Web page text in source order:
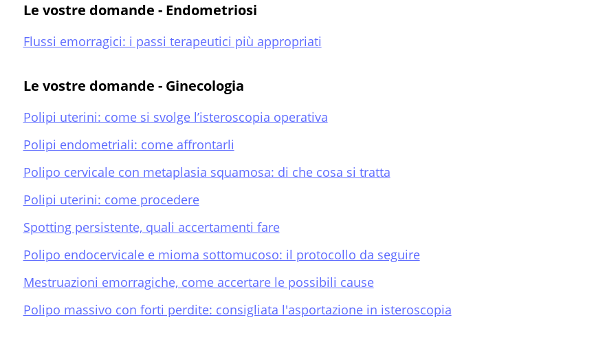
Le vostre domande - Endometriosi
Flussi emorragici: i passi terapeutici più appropriati
Le vostre domande - Ginecologia
Polipi uterini: come si svolge l’isteroscopia operativa
Polipi endometriali: come affrontarli
Polipo cervicale con metaplasia squamosa: di che cosa si tratta
Polipi uterini: come procedere
Spotting persistente, quali accertamenti fare
Polipo endocervicale e mioma sottomucoso: il protocollo da seguire
Mestruazioni emorragiche, come accertare le possibili cause
Polipo massivo con forti perdite: consigliata l'asportazione in isteroscopia